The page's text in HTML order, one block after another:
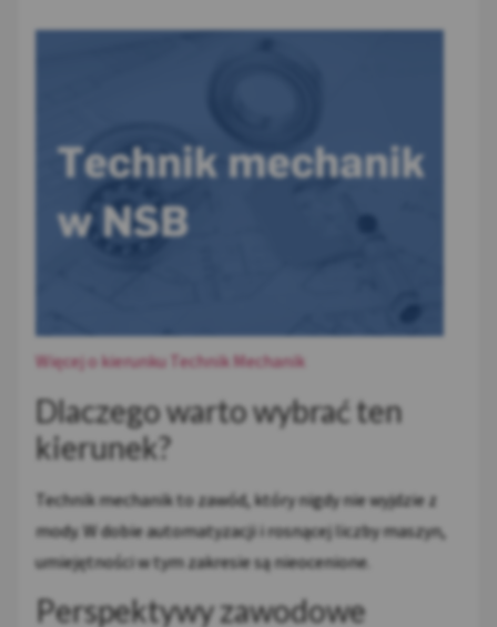
Więcej o kierunku Technik Mechanik
Dlaczego warto wybrać ten
kierunek?
Technik mechanik to zawód, który nigdy nie wyjdzie z
mody. W dobie automatyzacji i rosnącej liczby maszyn,
umiejętności w tym zakresie są nieocenione.
Perspektywy zawodowe